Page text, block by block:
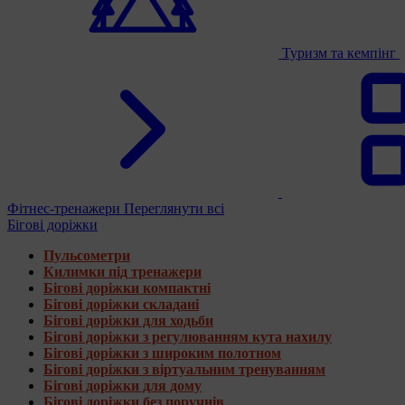
Туризм та кемпінг
Фітнес-тренажери Переглянути всі
Бігові доріжки
Пульсометри
Килимки під тренажери
Бігові доріжки компактні
Бігові доріжки складані
Бігові доріжки для ходьби
Бігові доріжки з регулюванням кута нахилу
Бігові доріжки з широким полотном
Бігові доріжки з віртуальним тренуванням
Бігові доріжки для дому
Бігові доріжки без поручнів